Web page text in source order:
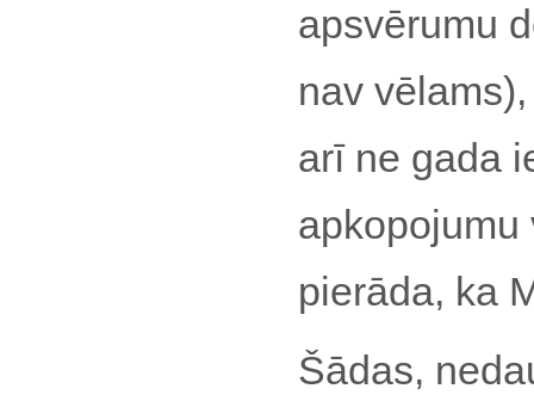
apsvērumu
nav
arī ne gada
apkopojumu
pierāda, ka
Šādas,